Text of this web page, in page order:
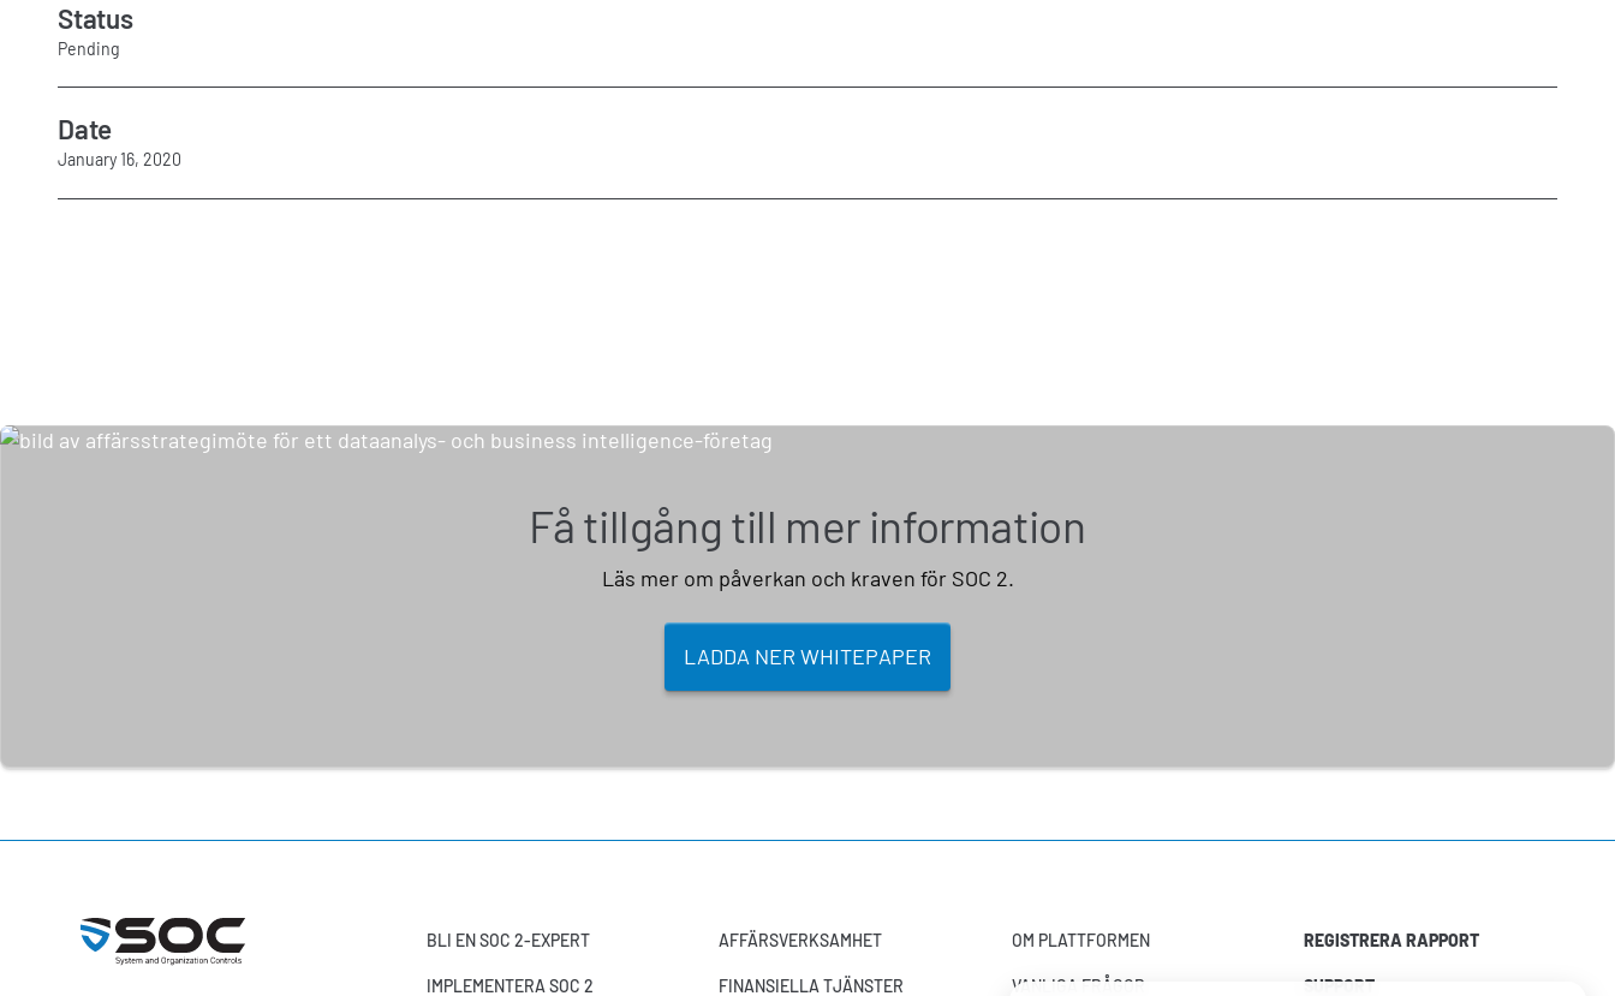
Status
Pending
Date
January 16, 2020
Få tillgång till mer information
Läs mer om påverkan och kraven för SOC 2.
LADDA NER WHITEPAPER
BLI EN SOC 2-EXPERT
IMPLEMENTERA SOC 2
AFFÄRSVERKSAMHET
FINANSIELLA TJÄNSTER
OM PLATTFORMEN
VANLIGA FRÅGOR
REGISTRERA RAPPORT
SUPPORT